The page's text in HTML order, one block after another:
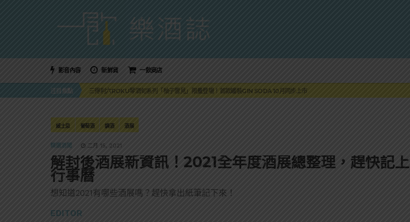
影音內容 新鮮貨 一飲商店
注目焦點
萬眾敲碗如期回歸！SUNMAI金色三麥3度攜手花蓮瓜農品牌「阿強西瓜」
三得利六ROKU琴酒旬系列「柚子雪見」限量登場！首款罐裝GIN SODA 10月同步上市
美國正式恢復蘇格蘭威士忌零關稅！烈酒產業再次迎來重磅利多
ABSOLUT 攜手 TABASCO® 重磅跨界，辣味伏特加7月強勢登台一口重擊味蕾
萬眾敲碗如期回歸！SUNMAI金色三麥3度攜手花蓮瓜農品牌「阿強西瓜」
三得利六ROKU琴酒旬系列「柚子雪見」限量登場！首款罐裝GIN SODA 10月同步上市
威士忌 葡萄酒 調酒 酒展
精選酒聞 二月 15, 2021
解封後酒展新資訊！2021全年度酒展總整理，趕快記上
行事曆
想知道2021有哪些酒展嗎？趕快拿出紙筆記下來！
EDITOR